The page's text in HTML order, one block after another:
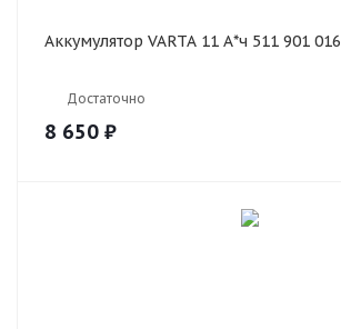
Аккумулятор VARTA 11 А*ч 511 901 016
Достаточно
8 650 ₽